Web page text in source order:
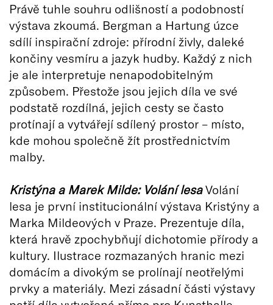
Právě tuhle souhru odlišností a podobností
výstava zkoumá. Bergman a Hartung úzce
sdílí inspirační zdroje: přírodní živly, daleké
končiny vesmíru a jazyk hudby. Každý z nich
je ale interpretuje nenapodobitelným
způsobem. Přestože jsou jejich díla ve své
podstatě rozdílná, jejich cesty se často
protínají a vytvářejí sdílený prostor – místo,
kde mohou společně žít prostřednictvím
malby.
Kristýna a Marek Milde: Volání lesaVolání
lesa je první institucionální výstava Kristýny a
Marka Mildeových v Praze. Prezentuje díla,
která hravě zpochybňují dichotomie přírody a
kultury. Ilustrace rozmazaných hranic mezi
domácím a divokým se prolínají neotřelými
prvky a materiály. Mezi zásadní části výstavy